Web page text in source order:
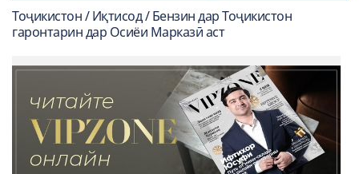
Тоҷикистон / Иқтисод / Бензин дар Тоҷикистон
гаронтарин дар Осиёи Марказӣ аст